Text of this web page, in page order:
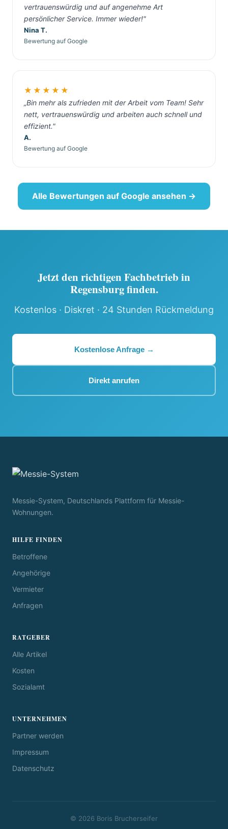
vertrauenswürdig und auf angenehme Art
persönlicher Service. Immer wieder!"
Nina T.
Bewertung auf Google
★★★★★
„Bin mehr als zufrieden mit der Arbeit vom Team! Sehr
nett, vertrauenswürdig und arbeiten auch schnell und
effizient."
A.
Bewertung auf Google
Alle Bewertungen auf Google ansehen →
Jetzt den richtigen Fachbetrieb in
Regensburg finden.
Kostenlos · Diskret · 24 Stunden Rückmeldung
Kostenlose Anfrage →
Direkt anrufen
Messie-System, Deutschlands Plattform für Messie-
Wohnungen.
HILFE FINDEN
Betroffene
Angehörige
Vermieter
Anfragen
RATGEBER
Alle Artikel
Kosten
Sozialamt
UNTERNEHMEN
Partner werden
Impressum
Datenschutz
© 2026 Boris Brucherseifer